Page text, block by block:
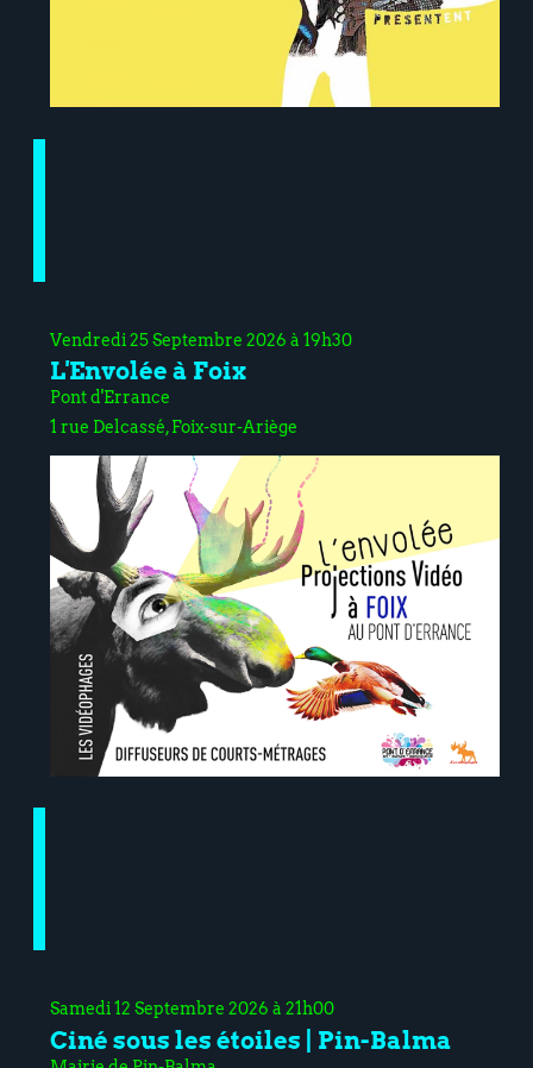
Vendredi 25 Septembre 2026 à 19h30
L'Envolée à Foix
Pont d'Errance
1 rue Delcassé, Foix-sur-Ariège
Samedi 12 Septembre 2026 à 21h00
Ciné sous les étoiles | Pin-Balma